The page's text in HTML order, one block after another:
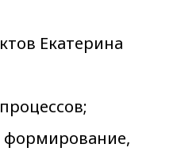
Екатерина
формирование,